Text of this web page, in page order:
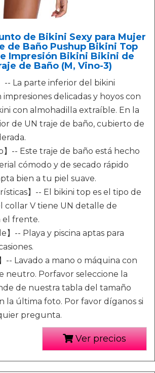
de Bikini Sexy para Mujer
de Baño Pushup Bikini Top
Impresión Bikini Bikini de
de Baño (M, Vino-3)
-- La parte inferior del bikini
impresiones delicadas y hoyos con
con almohadilla extraíble. En la
de UN traje de baño, cubierto de
】-- Este traje de baño está hecho
cómodo y de secado rápido
bien a tu piel suave.
】-- El bikini top es el tipo de
collar V tiene UN detalle de
el frente.
】-- Playa y piscina aptas para
-- Lavado a mano o máquina con
neutro. Porfavor seleccione la
de nuestra tabla del tamaño
la última foto. Por favor díganos si
pregunta.
Ver precios